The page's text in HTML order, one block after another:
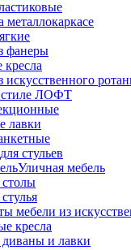
металлокаркасе
фанеры
искусственного
стиле ЛОФТ
лавки
стульев
Уличная мебель
мебели из
кресла
и лавки